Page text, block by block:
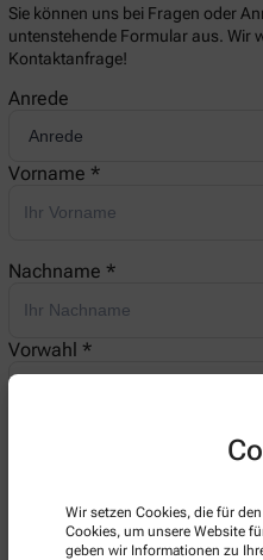
Wir setzen Cookies, die für
Cookies, um unsere Website
geben wir Informationen zu
Sie können uns bei Fragen oder
untenstehende Formular aus. Wir
Kontaktanfrage!
Anrede
Vorname *
Nachname *
Vorwahl *
E-Mail *